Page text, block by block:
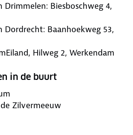
Drimmelen: Biesboschweg 4,
Dordrecht: Baanhoekweg 53,
Hilweg 2, Werkendam
in de buurt
Zilvermeeuw